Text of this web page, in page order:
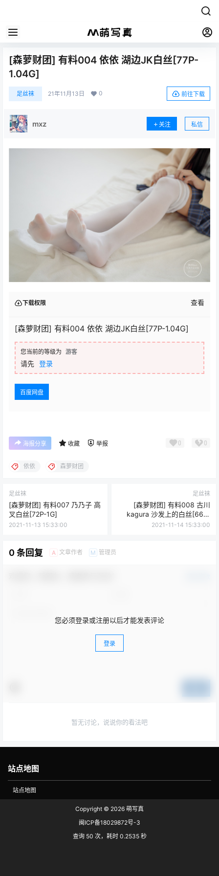
[森萝财团] 有料004 依依 湖边JK白丝[77P-
1.04G]
足丝袜 21年11月13日 0 前往下载
mxz 关注 私信
下载权限 查看
[森萝财团] 有料004 依依 湖边JK白丝[77P-1.04G]
您当前的等级为 游客
请先 登录
百度网盘
海报分享 收藏 举报 0 0
依依 森萝财团
足丝袜
[森萝财团] 有料007 乃乃子 高
叉白丝[72P-1G]
2021-11-13 15:33:00
足丝袜
[森萝财团] 有料008 古川
kagura 沙发上的白丝[66P-
791M]
2021-11-14 15:33:00
0 条回复 A 文章作者 M 管理员
您必须登录或注册以后才能发表评论
登录
暂无讨论，说说你的看法吧
站点地图
站点地图
Copyright © 2026 萌写真
闽ICP备18029872号-3
查询 50 次，耗时 0.2535 秒